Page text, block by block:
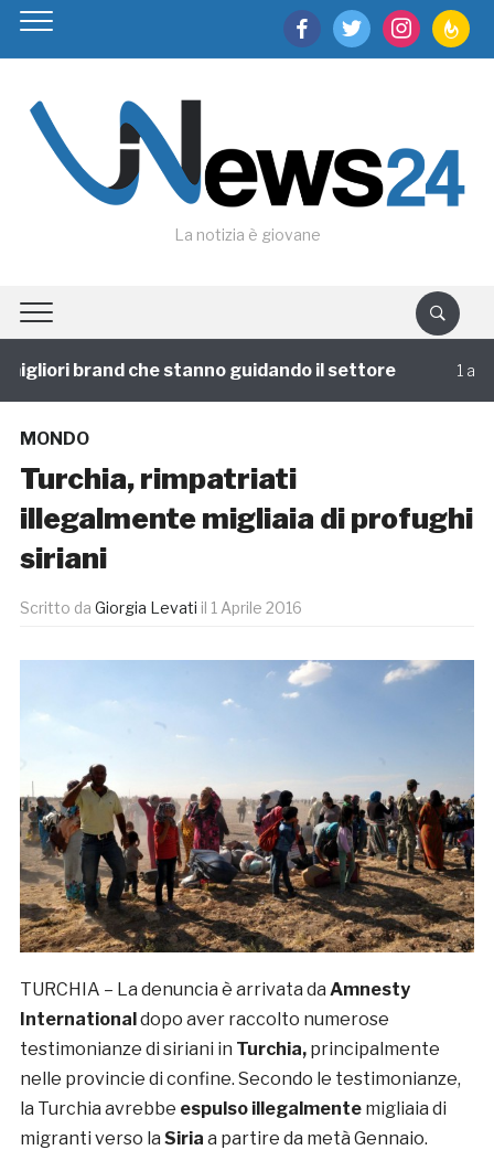
facebooktwitter instagram
La notizia è giovane
brand che stanno guidando il settore 1 annofa
MONDO
Turchia, rimpatriati
illegalmente migliaia di profughi
siriani
Scritto da Giorgia Levati il 1 Aprile 2016
TURCHIA – La denuncia è arrivata da Amnesty
International dopo aver raccolto numerose
testimonianze di siriani in Turchia,principalmente
nelle provincie di confine. Secondo le testimonianze,
la Turchia avrebbe espulso illegalmentemigliaia di
migranti verso la Siria a partire da metà Gennaio.